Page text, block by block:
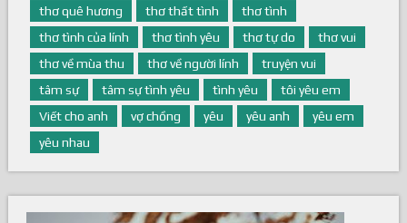
thơ quê hương
thơ thất tình
thơ tình
thơ tình của lính
thơ tình yêu thơ tự do
thơ vui
thơ về mùa thu
thơ về người lính
truyện vui
tâm sự
tâm sự tình yêu tình yêu
tôi yêu em
Viết cho anh
vợ chồng yêu yêu anh
yêu em
yêu nhau